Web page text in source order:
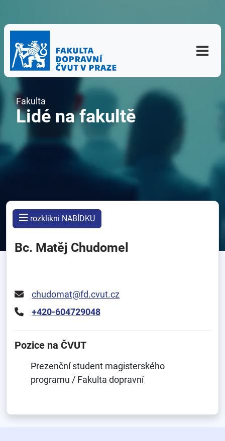
Fakulta
Lidé na fakultě
rozklikni NABÍDKU
Bc. Matěj Chudomel
chudomat@fd.cvut.cz
+420-604729048
Pozice na ČVUT
Prezenční student magisterského
programu / Fakulta dopravní